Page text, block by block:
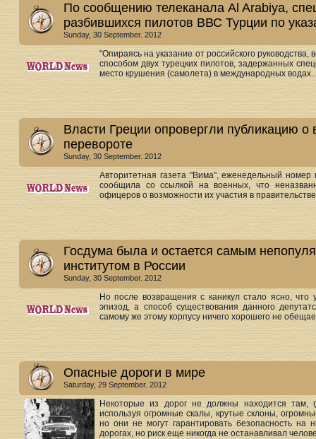
По сообщению телеканала Al Arabiya,
разбившихся пилотов ВВС Турции по
Sunday, 30 September. 2012
"Опираясь на указание от российского
способом двух турецких пилотов, задержанных
место крушения (самолета) в международных
Власти Греции опровергли публикацию
перевороте
Sunday, 30 September. 2012
Авторитетная газета "Вима", еженедельный номер
сообщила со ссылкой на военных, что
офицеров о возможности их участия в
Госдума была и остается самым
институтом в России
Sunday, 30 September. 2012
Но после возвращения с каникул стало ясно, что
эпизод, а способ существования данного
самому же этому корпусу ничего хорошего не
Опасные дороги в мире
Saturday, 29 September. 2012
Некоторые из дорог не должны находится там,
используя огромные скалы, крутые склоны,
но они не могут гарантировать безопасность на
дорогах, но риск еще никогда не останавливал